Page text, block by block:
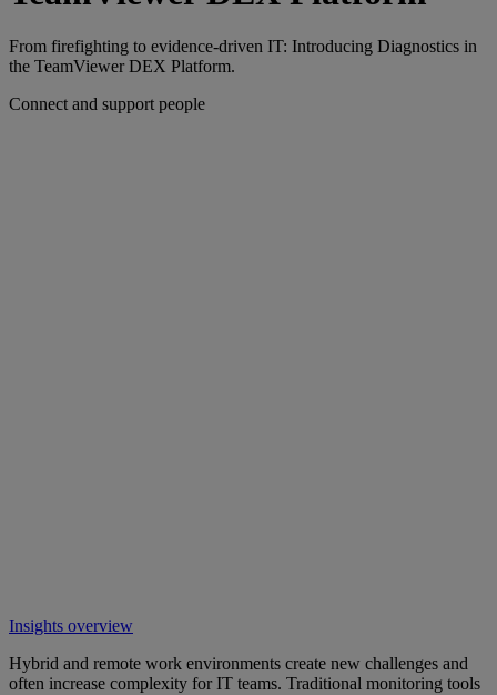
From firefighting to evidence-driven IT: Introducing Diagnostics in
the TeamViewer DEX Platform.
Connect and support people
Insights overview
Hybrid and remote work environments create new challenges and
often increase complexity for IT teams. Traditional monitoring tools